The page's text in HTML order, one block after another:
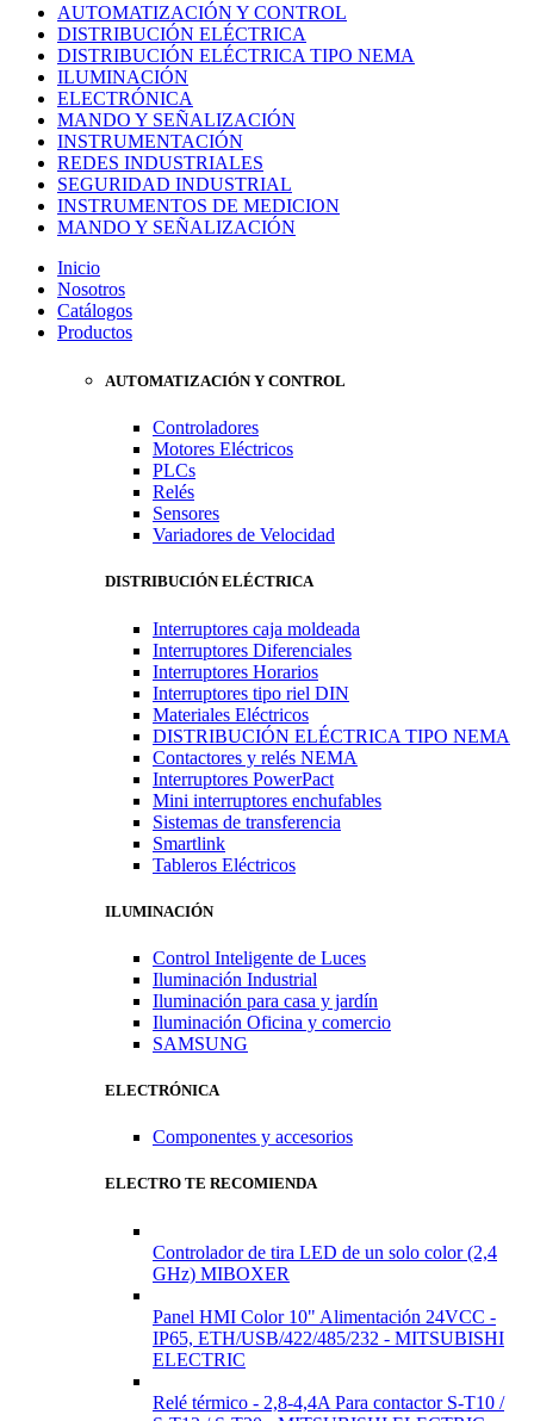
AUTOMATIZACIÓN Y CONTROL
DISTRIBUCIÓN ELÉCTRICA
DISTRIBUCIÓN ELÉCTRICA TIPO NEMA
ILUMINACIÓN
ELECTRÓNICA
MANDO Y SEÑALIZACIÓN
INSTRUMENTACIÓN
REDES INDUSTRIALES
SEGURIDAD INDUSTRIAL
INSTRUMENTOS DE MEDICION
MANDO Y SEÑALIZACIÓN
Inicio
Nosotros
Catálogos
Productos
AUTOMATIZACIÓN Y CONTROL
Controladores
Motores Eléctricos
PLCs
Relés
Sensores
Variadores de Velocidad
DISTRIBUCIÓN ELÉCTRICA
Interruptores caja moldeada
Interruptores Diferenciales
Interruptores Horarios
Interruptores tipo riel DIN
Materiales Eléctricos
DISTRIBUCIÓN ELÉCTRICA TIPO NEMA
Contactores y relés NEMA
Interruptores PowerPact
Mini interruptores enchufables
Sistemas de transferencia
Smartlink
Tableros Eléctricos
ILUMINACIÓN
Control Inteligente de Luces
Iluminación Industrial
Iluminación para casa y jardín
Iluminación Oficina y comercio
SAMSUNG
ELECTRÓNICA
Componentes y accesorios
ELECTRO TE RECOMIENDA
Controlador de tira LED de un solo color (2,4
GHz) MIBOXER
Panel HMI Color 10" Alimentación 24VCC -
IP65, ETH/USB/422/485/232 - MITSUBISHI
ELECTRIC
Relé térmico - 2,8-4,4A Para contactor S-T10 /